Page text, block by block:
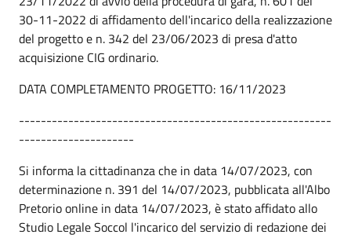
30-11-2022 di affidamento dell'incarico della realizzazione
del progetto e n. 342 del 23/06/2023 di presa d'atto
acquisizione CIG ordinario.
DATA COMPLETAMENTO PROGETTO: 16/11/2023
---------------------------------------------------------
---------------------
Si informa la cittadinanza che in data 14/07/2023, con
determinazione n. 391 del 14/07/2023, pubblicata all'Albo
Pretorio online in data 14/07/2023, è stato affidato allo
Studio Legale Soccol l'incarico del servizio di redazione dei